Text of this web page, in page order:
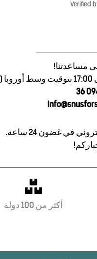
Verified
مساعدتنا!
في غضون 24 ساعة.
أكثر من 100 دولة